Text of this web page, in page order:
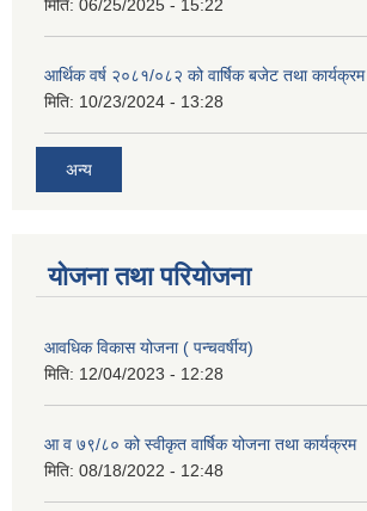
मिति: 06/25/2025 - 15:22
आर्थिक वर्ष २०८१/०८२ को वार्षिक बजेट तथा कार्यक्रम
मिति: 10/23/2024 - 13:28
अन्य
योजना तथा परियोजना
आवधिक विकास योजना ( पन्चवर्षीय)
मिति: 12/04/2023 - 12:28
आ व ७९/८० को स्वीकृत वार्षिक योजना तथा कार्यक्रम
मिति: 08/18/2022 - 12:48